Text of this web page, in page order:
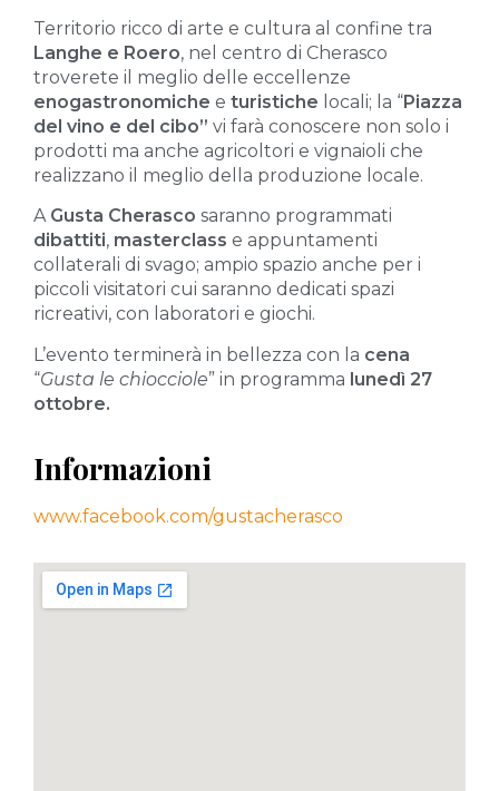
Territorio ricco di arte e cultura al confine tra
Langhe e Roero, nel centro di Cherasco
troverete il meglio delle eccellenze
enogastronomiche e turistiche locali; la “Piazza
del vino e del cibo” vi farà conoscere non solo i
prodotti ma anche agricoltori e vignaioli che
realizzano il meglio della produzione locale.
A Gusta Cherasco saranno programmati
dibattiti, masterclass e appuntamenti
collaterali di svago; ampio spazio anche per i
piccoli visitatori cui saranno dedicati spazi
ricreativi, con laboratori e giochi.
L’evento terminerà in bellezza con la cena
“Gusta le chiocciole” in programma lunedì 27
ottobre.
Informazioni
www.facebook.com/gustacherasco